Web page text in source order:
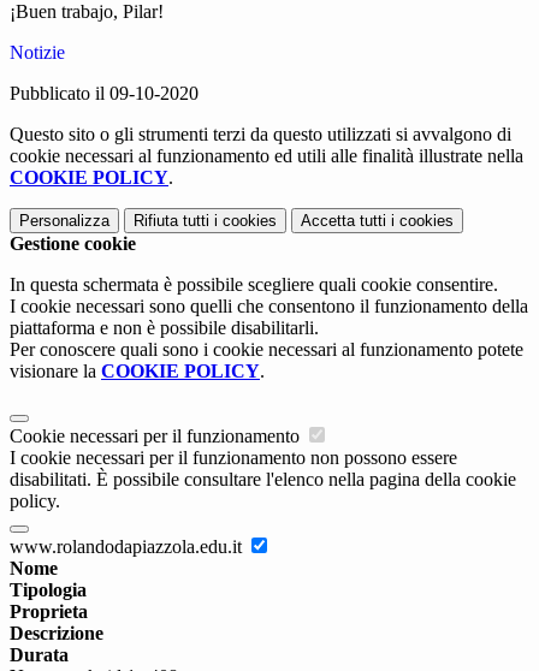
¡Buen trabajo, Pilar!
Notizie
Pubblicato il 09-10-2020
Questo sito o gli strumenti terzi da questo utilizzati si avvalgono di
cookie necessari al funzionamento ed utili alle finalità illustrate nella
COOKIE POLICY.
Personalizza Rifiuta tutti i cookies Accetta tutti i cookies
Gestione cookie
In questa schermata è possibile scegliere quali cookie consentire.
I cookie necessari sono quelli che consentono il funzionamento della
piattaforma e non è possibile disabilitarli.
Per conoscere quali sono i cookie necessari al funzionamento potete
visionare la COOKIE POLICY.
Cookie necessari per il funzionamento
I cookie necessari per il funzionamento non possono essere
disabilitati. È possibile consultare l'elenco nella pagina della cookie
policy.
www.rolandodapiazzola.edu.it
Nome
Tipologia
Proprieta
Descrizione
Durata